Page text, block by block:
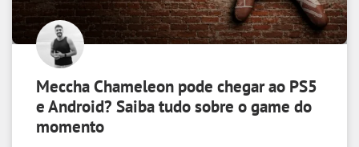
Meccha Chameleon pode chegar ao PS5
e Android? Saiba tudo sobre o game do
momento